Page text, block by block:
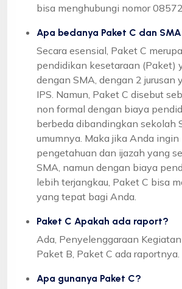
bisa menghubungi nomor
Apa bedanya Paket C dan
Secara esensial, Paket C
pendidikan kesetaraan (Paket)
dengan SMA, dengan 2 jurusan
IPS. Namun, Paket C disebut
non formal dengan biaya
berbeda dibandingkan sekolah
umumnya. Maka jika Anda
pengetahuan dan ijazah yang
SMA, namun dengan biaya
lebih terjangkau, Paket C bisa
yang tepat bagi Anda.
Paket C Apakah ada raport?
Ada, Penyelenggaraan
Paket B, Paket C ada raportnya.
Apa gunanya Paket C?